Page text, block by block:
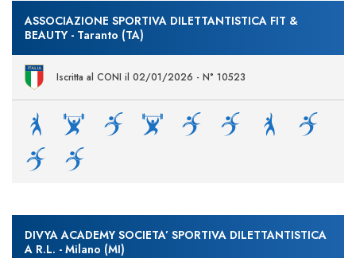
ASSOCIAZIONE SPORTIVA DILETTANTISTICA FIT &
BEAUTY - Taranto (TA)
Iscritta al CONI il 02/01/2026 - N° 10523
DIVYA ACADEMY SOCIETA’ SPORTIVA DILETTANTISTICA
A R.L. - Milano (MI)